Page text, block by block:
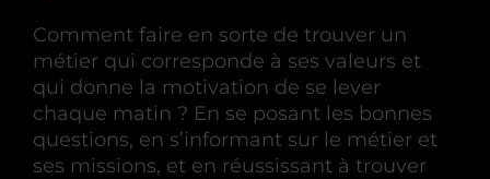
Comment faire en sorte de trouver un
métier qui corresponde à ses valeurs et
qui donne la motivation de se lever
chaque matin ? En se posant les bonnes
questions, en s’informant sur le métier et
ses missions, et en réussissant à trouver